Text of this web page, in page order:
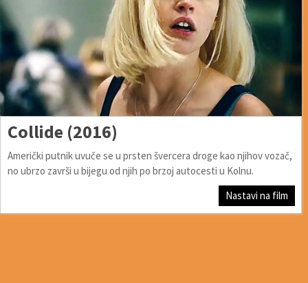
Collide (2016)
Američki putnik uvuče se u prsten švercera droge kao njihov vozač,
no ubrzo završi u bijegu od njih po brzoj autocesti u Kolnu.
Nastavi na film